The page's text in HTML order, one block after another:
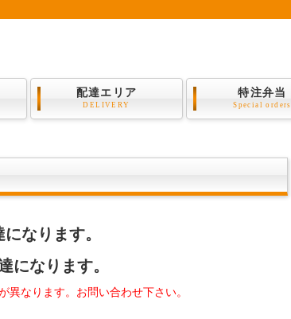
配達エリア
DELIVERY
特注弁当
Special orders
なります。
になります。
なります。お問い合わせ下さい。